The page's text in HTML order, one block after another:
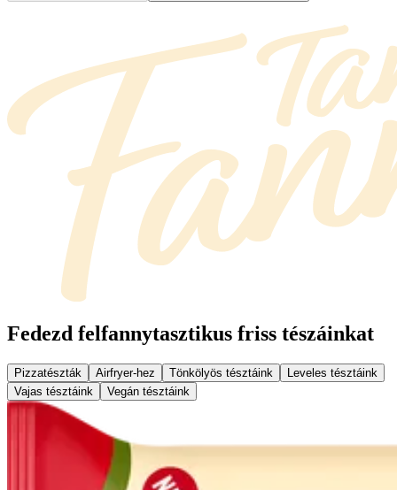
Fedezd felfannytasztikus friss tészáinkat
Pizzatészták Airfryer-hez Tönkölyös tésztáink
Leveles tésztáink
Vajas tésztáink
Vegán tésztáink